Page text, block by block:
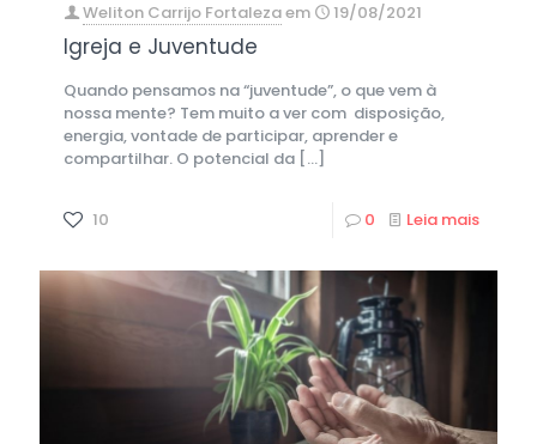
Weliton Carrijo Fortalezaem 19/08/2021
Igreja e Juventude
Quando pensamos na “juventude”, o que vem à
nossa mente? Tem muito a ver com disposição,
energia, vontade de participar, aprender e
compartilhar. O potencial da […]
10 0 Leia mais